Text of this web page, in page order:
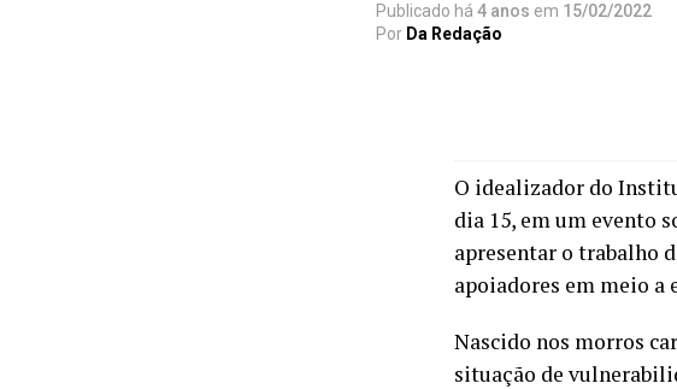
Publicado há 4 anos em 15/02/2022
Por Da Redação
O idealizador do
dia 15, em um evento
apresentar o trabalho
apoiadores em meio a
Nascido nos morros
situação de